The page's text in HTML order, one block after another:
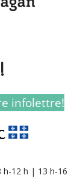
infolettre!
h-12 h | 13 h-16